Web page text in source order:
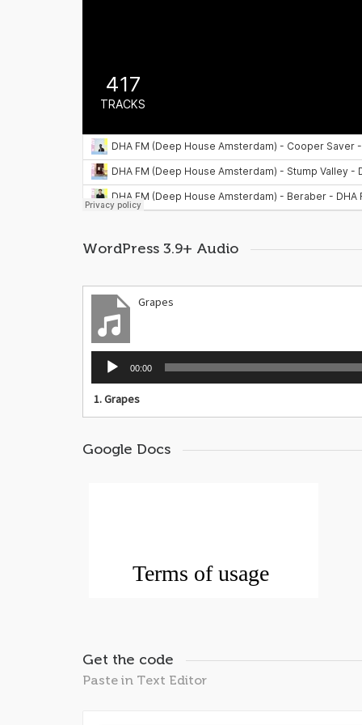
WordPress 3.9+ Audio
Grapes
Reproductor
audio
00:00
1.Grapes
Google Docs
Get the code
Paste in Text Editor